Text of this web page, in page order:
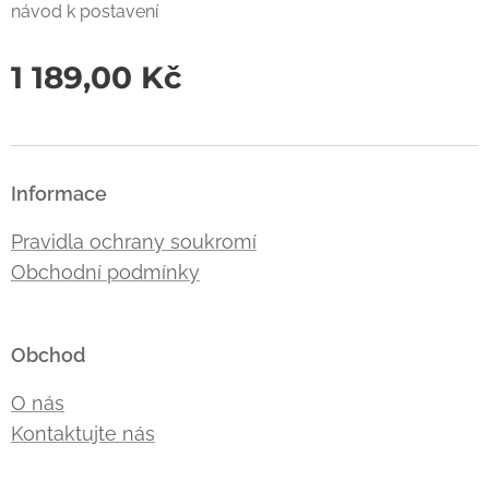
návod k postavení
1 189,00 Kč
Informace
Pravidla ochrany soukromí
Obchodní podmínky
Obchod
O nás
Kontaktujte nás